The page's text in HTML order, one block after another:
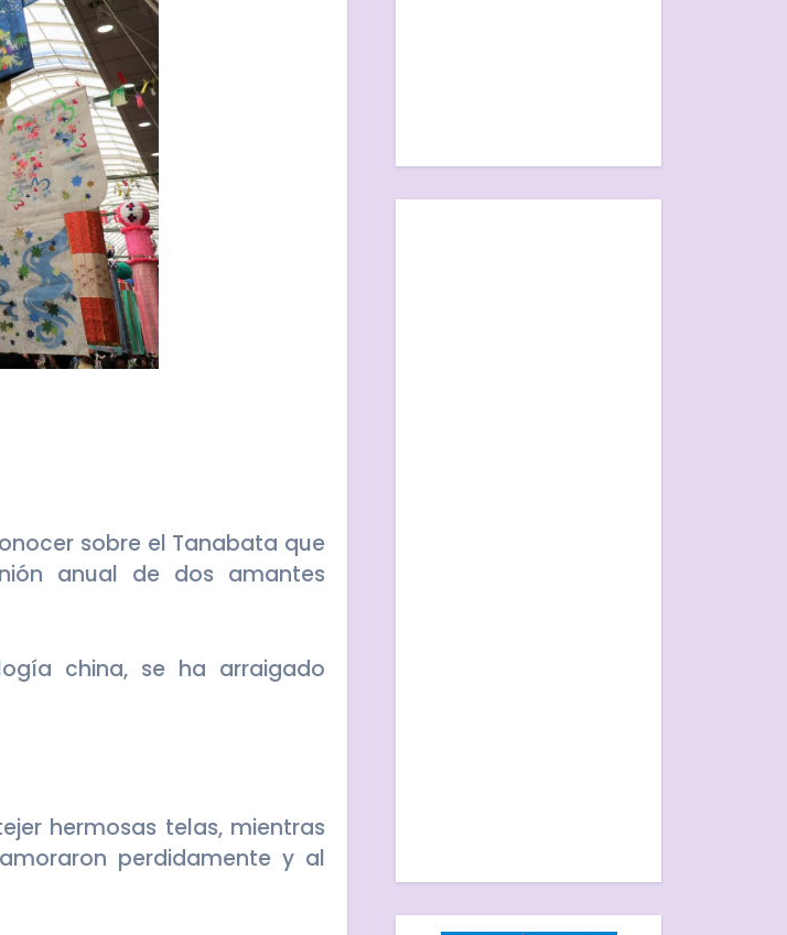
sobre el Tanabata que
anual de dos amantes
china, se ha arraigado
hermosas telas, mientras
perdidamente y al